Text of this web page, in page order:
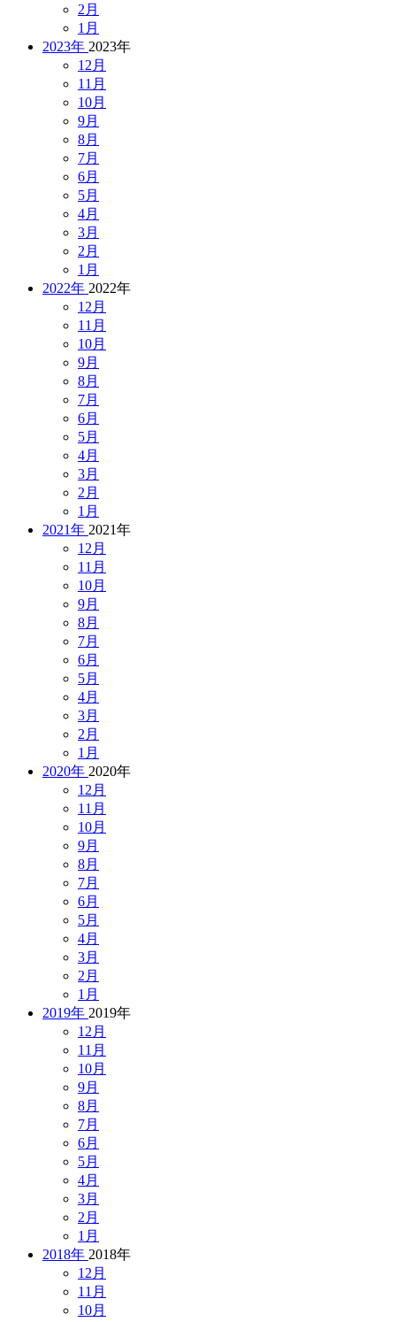
2月
1月
2023年 2023年
12月
11月
10月
9月
8月
7月
6月
5月
4月
3月
2月
1月
2022年 2022年
12月
11月
10月
9月
8月
7月
6月
5月
4月
3月
2月
1月
2021年 2021年
12月
11月
10月
9月
8月
7月
6月
5月
4月
3月
2月
1月
2020年 2020年
12月
11月
10月
9月
8月
7月
6月
5月
4月
3月
2月
1月
2019年 2019年
12月
11月
10月
9月
8月
7月
6月
5月
4月
3月
2月
1月
2018年 2018年
12月
11月
10月